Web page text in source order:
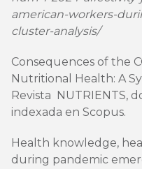
american-workers-
cluster-analysis/
Consequences of the
Nutritional Health: A
Revista NUTRIENTS,
indexada en Scopus.
Health knowledge,
during pandemic